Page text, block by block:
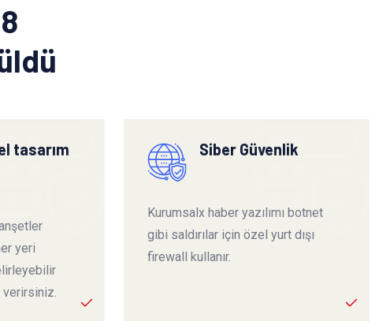
tasarım
yeri
verirsiniz.
Siber Güvenlik
Kurumsalx haber yazılımı botnet
gibi saldırılar için özel yurt dışı
firewall kullanır.